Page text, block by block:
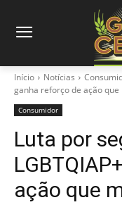
Início Notícias
ganha reforço de ação
Consumidor
Luta por
ação que